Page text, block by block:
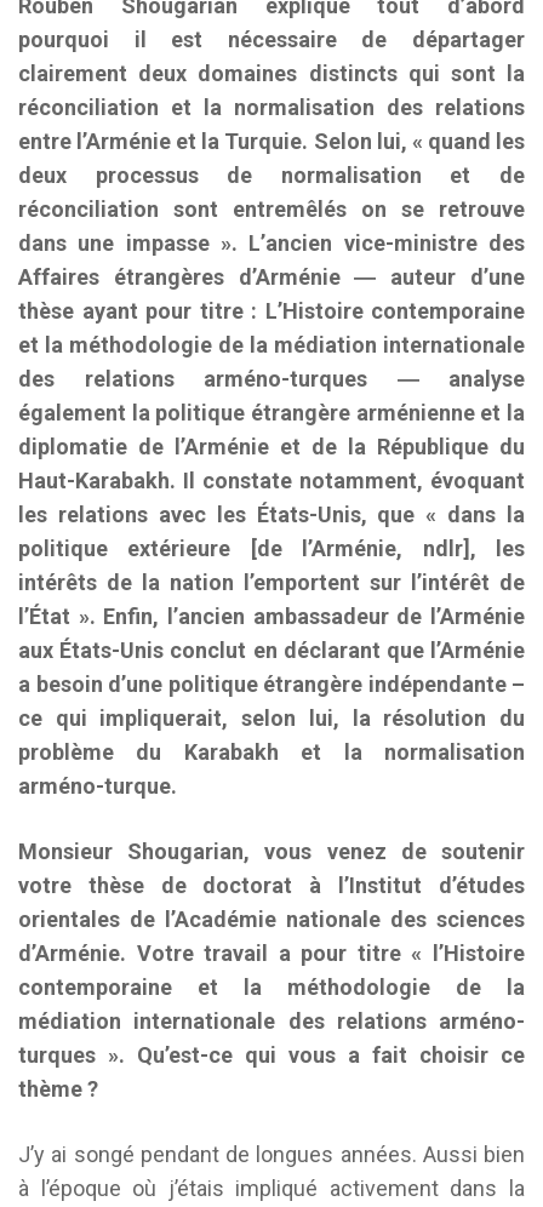
Rouben Shougarian explique tout d’abord
pourquoi il est nécessaire de départager
clairement deux domaines distincts qui sont la
réconciliation et la normalisation des relations
entre l’Arménie et la Turquie. Selon lui, « quand les
deux processus de normalisation et de
réconciliation sont entremêlés on se retrouve
dans une impasse ». L’ancien vice-ministre des
Affaires étrangères d’Arménie ― auteur d’une
thèse ayant pour titre : L’Histoire contemporaine
et la méthodologie de la médiation internationale
des relations arméno-turques ― analyse
également la politique étrangère arménienne et la
diplomatie de l’Arménie et de la République du
Haut-Karabakh. Il constate notamment, évoquant
les relations avec les États-Unis, que « dans la
politique extérieure [de l’Arménie, ndlr], les
intérêts de la nation l’emportent sur l’intérêt de
l’État ». Enfin, l’ancien ambassadeur de l’Arménie
aux États-Unis conclut en déclarant que l’Arménie
a besoin d’une politique étrangère indépendante –
ce qui impliquerait, selon lui, la résolution du
problème du Karabakh et la normalisation
arméno-turque.
Monsieur Shougarian, vous venez de soutenir
votre thèse de doctorat à l’Institut d’études
orientales de l’Académie nationale des sciences
d’Arménie. Votre travail a pour titre « l’Histoire
contemporaine et la méthodologie de la
médiation internationale des relations arméno-
turques ». Qu’est-ce qui vous a fait choisir ce
thème ?
J’y ai songé pendant de longues années. Aussi bien
à l’époque où j’étais impliqué activement dans la